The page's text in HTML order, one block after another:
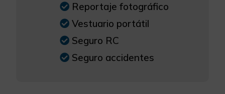
Reportaje fotográfico
Vestuario portátil
Seguro RC
Seguro accidentes